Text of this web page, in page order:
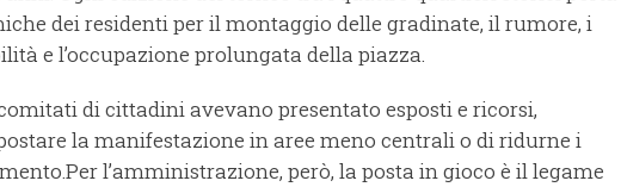
dei residenti per il montaggio delle gradinate, il rumore, i
e l’occupazione prolungata della piazza.
di cittadini avevano presentato esposti e ricorsi,
la manifestazione in aree meno centrali o di ridurne i
l’amministrazione, però, la posta in gioco è il legame